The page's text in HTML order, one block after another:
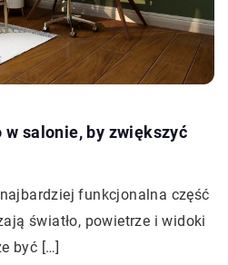
salonie, by zwiększyć
funkcjonalna część
światło, powietrze i widoki
być […]